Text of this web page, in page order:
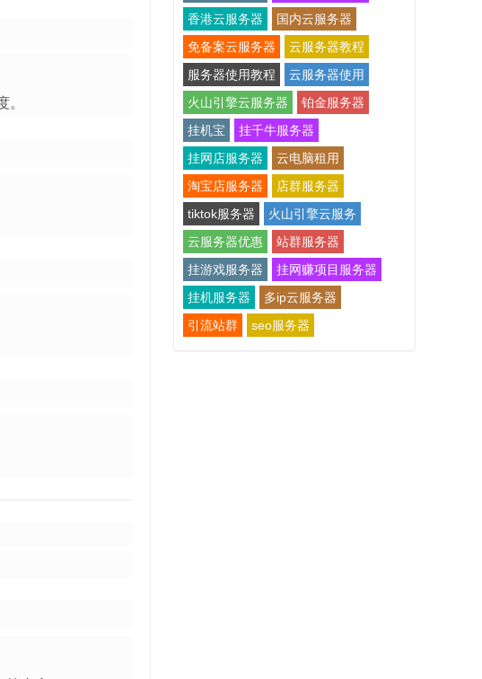
香港云服务器
国内云服务器
免备案云服务器
云服务器教程
服务器使用教程
云服务器使用
火山引擎云服务器
铂金服务器
挂机宝
挂千牛服务器
挂网店服务器
云电脑租用
淘宝店服务器
店群服务器
tiktok服务器
火山引擎云服务
云服务器优惠
站群服务器
挂游戏服务器
挂网赚项目服务器
挂机服务器
多ip云服务器
引流站群
seo服务器